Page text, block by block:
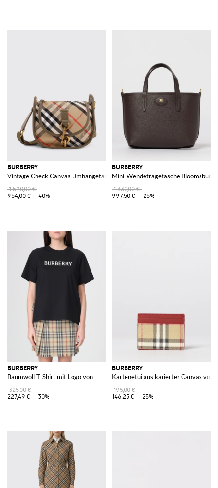
BURBERRY
Vintage Check Canvas Umhängetasche
1.590,00 €
954,00 €
-40%
BURBERRY
Mini-Wendetragetasche Bloomsbury
1.330,00 €
997,50 €
-25%
BURBERRY
Baumwoll-T-Shirt mit Logo von
325,00 €
227,49 €
-30%
BURBERRY
Kartenetui aus karierter Canvas von
195,00 €
146,25 €
-25%